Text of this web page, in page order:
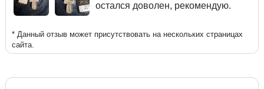
остался доволен, рекомендую.
* Данный отзыв может присутствовать на нескольких страницах
сайта.